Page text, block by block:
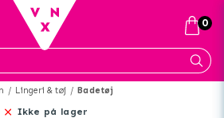
Lingeri & tøj Badetøj
Ikke på lager
0